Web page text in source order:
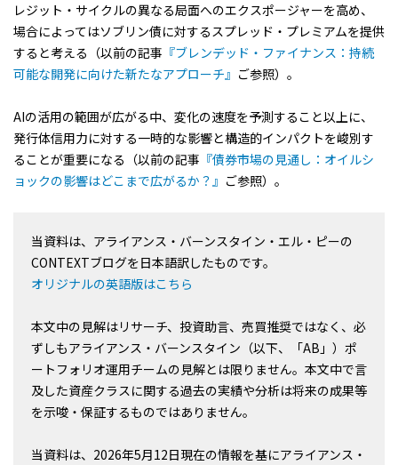
レジット・サイクルの異なる局面へのエクスポージャーを高め、
場合によってはソブリン債に対するスプレッド・プレミアムを提供
すると考える（以前の記事 『ブレンデッド・ファイナンス：持続
可能な開発に向けた新たなアプローチ』 ご参照）。
AIの活用の範囲が広がる中、変化の速度を予測すること以上に、
発行体信用力に対する一時的な影響と構造的インパクトを峻別す
ることが重要になる（以前の記事 『債券市場の見通し：オイルシ
ョックの影響はどこまで広がるか？』 ご参照）。
当資料は、アライアンス・バーンスタイン・エル・ピーの
CONTEXTブログを日本語訳したものです。
オリジナルの英語版はこちら
本文中の見解はリサーチ、投資助言、売買推奨ではなく、必
ずしもアライアンス・バーンスタイン（以下、「AB」）ポ
ートフォリオ運用チームの見解とは限りません。本文中で言
及した資産クラスに関する過去の実績や分析は将来の成果等
を示唆・保証するものではありません。
当資料は、2026年5月12日現在の情報を基にアライアンス・